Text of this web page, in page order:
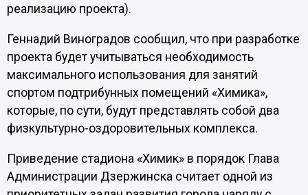
реализацию проекта).
Геннадий Виноградов сообщил, что при разработке
проекта будет учитываться необходимость
максимального использования для занятий
спортом подтрибунных помещений «Химика»,
которые, по сути, будут представлять собой два
физкультурно-оздоровительных комплекса.
Приведение стадиона «Химик» в порядок Глава
Администрации Дзержинска считает одной из